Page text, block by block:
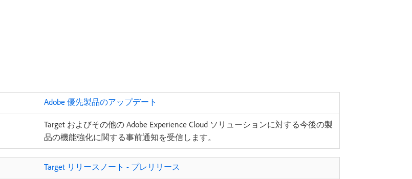
Adobe 優先製品のアップデート
Target およびその他の Adobe Experience Cloud ソリューションに対する今後の製
品の機能強化に関する事前通知を受信します。
Target リリースノート - プレリリース